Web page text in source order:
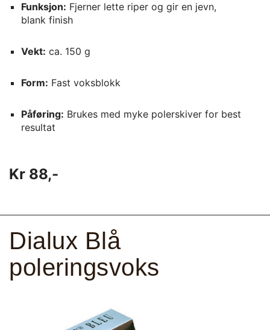
Funksjon: Fjerner lette riper og gir en jevn,
blank finish
Vekt: ca. 150 g
Form: Fast voksblokk
Påføring: Brukes med myke polerskiver for best
resultat
Kr 88,-
Dialux Blå
poleringsvoks